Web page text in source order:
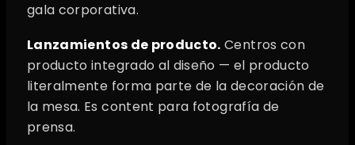
gala corporativa.
Lanzamientos de producto. Centros con
producto integrado al diseño — el producto
literalmente forma parte de la decoración de
la mesa. Es content para fotografía de
prensa.